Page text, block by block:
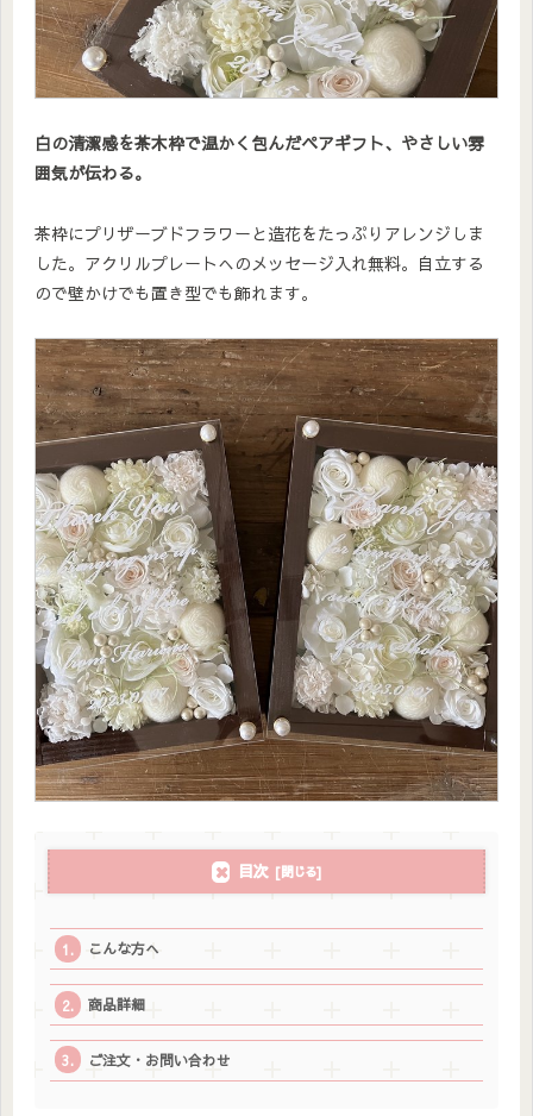
白の清潔感を茶木枠で温かく包んだペアギフト、やさしい雰
囲気が伝わる。
茶枠にプリザーブドフラワーと造花をたっぷりアレンジしま
した。アクリルプレートへのメッセージ入れ無料。自立する
ので壁かけでも置き型でも飾れます。
目次
こんな方へ
商品詳細
ご注文・お問い合わせ